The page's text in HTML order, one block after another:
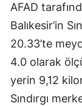
AFAD
Balıkesir’in
20.33’te
4.0 olarak
yerin 9,12
Sındırgı